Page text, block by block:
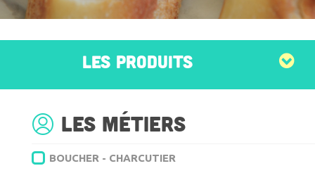
LES PRODUITS
Les métiers
BOUCHER - CHARCUTIER